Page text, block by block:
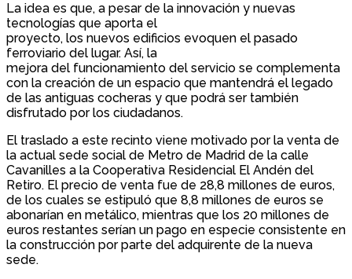
La idea es que, a pesar de la innovación y nuevas
tecnologías que aporta el
proyecto, los nuevos edificios evoquen el pasado
ferroviario del lugar. Así, la
mejora del funcionamiento del servicio se complementa
con la creación de un espacio que mantendrá el legado
de las antiguas cocheras y que podrá ser también
disfrutado por los ciudadanos.
El traslado a este recinto viene motivado por la venta de
la actual sede social de Metro de Madrid de la calle
Cavanilles a la Cooperativa Residencial El Andén del
Retiro. El precio de venta fue de 28,8 millones de euros,
de los cuales se estipuló que 8,8 millones de euros se
abonarían en metálico, mientras que los 20 millones de
euros restantes serían un pago en especie consistente en
la construcción por parte del adquirente de la nueva
sede.